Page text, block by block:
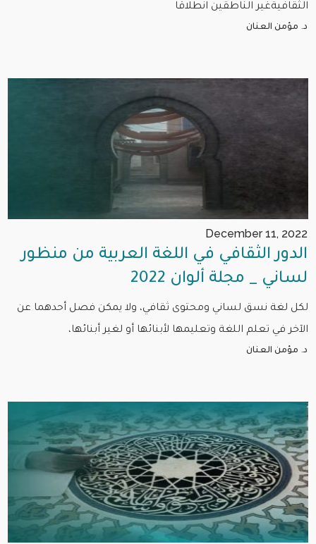
الثقافيةغير الناطقين انطلاقًا
د. مؤمن العنان
December 11, 2022
الدور الثقافي في اللغة العربية من منظور
لساني _ مجلة ألوان 2022
لكل لغة نسق لساني ومحتوى ثقافي، ولا يمكن فصل أحدهما عن
الآخر في تعلم اللغة وتعليمها لأبنائها أو لغير أبنائها،
د. مؤمن العنان